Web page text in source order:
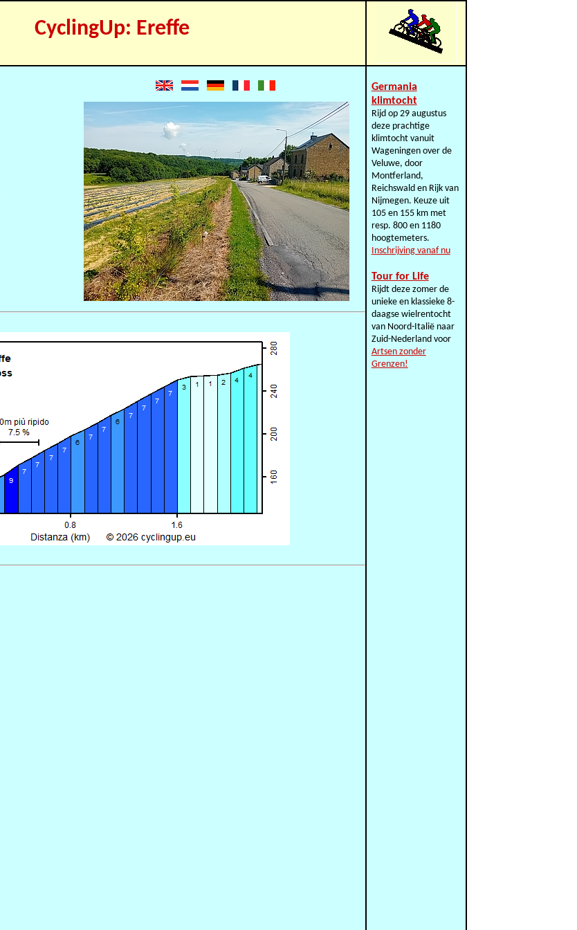
CyclingUp: Ereffe
Germania
klimtocht
Rijd op 29 augustus
deze prachtige
klimtocht vanuit
Wageningen over de
Veluwe, door
Montferland,
Reichswald en Rijk van
Nijmegen. Keuze uit
105 en 155 km met
resp. 800 en 1180
hoogtemeters.
Inschrijving vanaf nu
Tour for Life
Rijdt deze zomer de
unieke en klassieke 8-
daagse wielrentocht
van Noord-Italië naar
Zuid-Nederland voor
Artsen zonder
Grenzen!